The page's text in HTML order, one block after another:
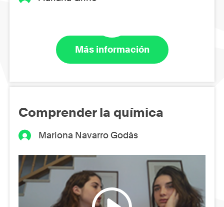
Más información
Comprender la química
Mariona Navarro Godàs